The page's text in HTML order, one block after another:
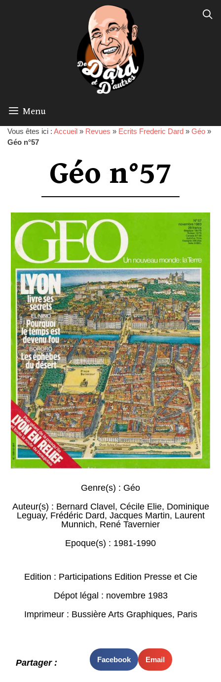
Menu
Vous êtes ici : Accueil » Revues » Ecrits Frederic Dard » Géo »
Géo n°57
Géo n°57
Genre(s) : Géo
Auteur(s) : Bernard Clavel , Cécile Elie, Dominique
Leguay, Frédéric Dard, Jacques Martin, Laurent
Munnich, René Tavernier
Epoque(s) : 1981-1990
Edition : Participations Edition Presse et Cie
Dépot légal : novembre 1983
Imprimeur : Bussière Arts Graphiques, Paris
Partager : Facebook Email